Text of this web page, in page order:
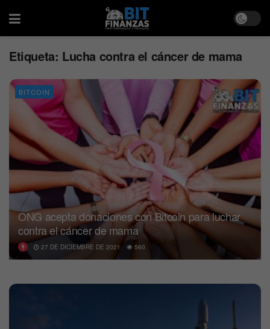
Etiqueta: Lucha contra el cáncer de mama
BITCOIN
ONG acepta donaciones con Bitcoin para luchar
contra el cáncer de mama
27 DE DICIEMBRE DE 2021 560